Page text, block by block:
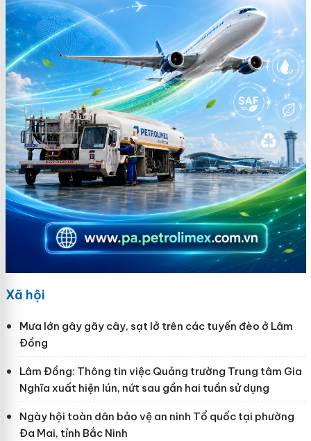
Xã hội
Mưa lớn gây gãy cây, sạt lở trên các tuyến đèo ở Lâm
Đồng
Lâm Đồng: Thông tin việc Quảng trường Trung tâm Gia
Nghĩa xuất hiện lún, nứt sau gần hai tuần sử dụng
Ngày hội toàn dân bảo vệ an ninh Tổ quốc tại phường
Đa Mai, tỉnh Bắc Ninh